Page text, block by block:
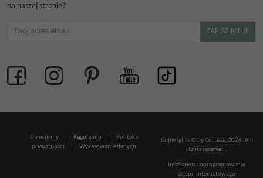
na naszej stronie?
Copyrights © by Corteza, 2026. All
rights reserved.
InfoSerwis-oprogramowanie
sklepu internetowego
Dane firmy Regulamin
Polityka
prywatności
Wykasowanie danych